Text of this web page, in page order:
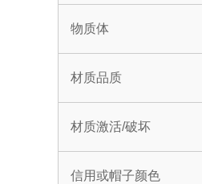
物质体
材质品质
材质激活/破坏
信用或帽子颜色